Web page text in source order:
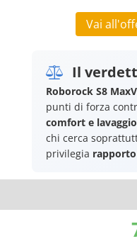
Vai
Il
Roborock S8
punti di forza
comfort e lavaggio
chi cerca
privilegia